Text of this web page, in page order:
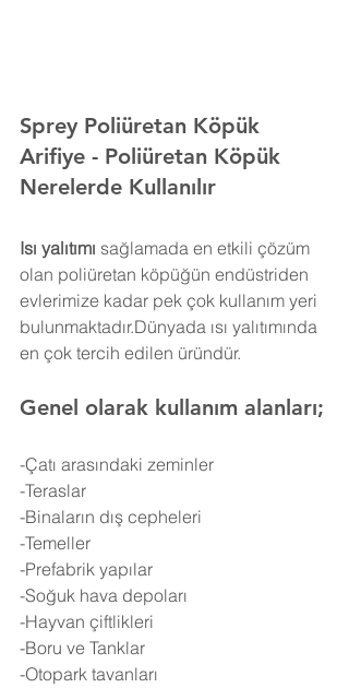
Sprey Poliüretan Köpük
Arifiye - Poliüretan Köpük
Nerelerde Kullanılır
Isı yalıtımı sağlamada en etkili çözüm
olan poliüretan köpüğün endüstriden
evlerimize kadar pek çok kullanım yeri
bulunmaktadır.Dünyada ısı yalıtımında
en çok tercih edilen üründür.
Genel olarak kullanım alanları;
-Çatı arasındaki zeminler
-Teraslar
-Binaların dış cepheleri
-Temeller
-Prefabrik yapılar
-Soğuk hava depoları
-Hayvan çiftlikleri
-Boru ve Tanklar
-Otopark tavanları